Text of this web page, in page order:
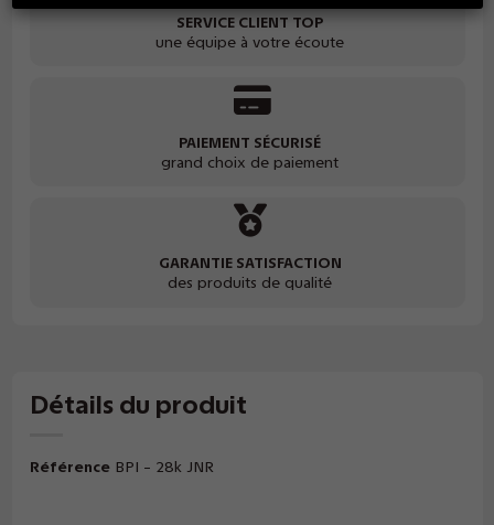
SERVICE CLIENT TOP
une équipe à votre écoute
PAIEMENT SÉCURISÉ
grand choix de paiement
GARANTIE SATISFACTION
des produits de qualité
Détails du produit
Référence BPI - 28k JNR